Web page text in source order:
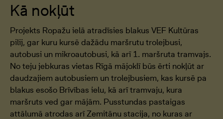
Kā nokļūt
Projekts Ropažu ielā atradīsies blakus VEF Kultūras
pilij, gar kuru kursē dažādu maršrutu trolejbusi,
autobusi un mikroautobusi, kā arī 1. maršruta tramvajs.
No teju jebkuras vietas Rīgā mājoklī būs ērti nokļūt ar
daudzajiem autobusiem un trolejbusiem, kas kursē pa
blakus esošo Brīvības ielu, kā arī tramvaju, kura
maršruts ved gar mājām. Pusstundas pastaigas
attālumā atrodas arī Zemitānu stacija, no kuras ar